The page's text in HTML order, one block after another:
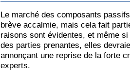
Le marché des composants
brève accalmie, mais cela fait
raisons sont évidentes, et même
des parties prenantes, elles
annonçant une reprise de la forte
experts.